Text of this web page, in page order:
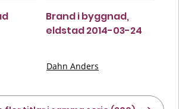
Brand i byggnad,
eldstad 2014-03-24
Dahn Anders